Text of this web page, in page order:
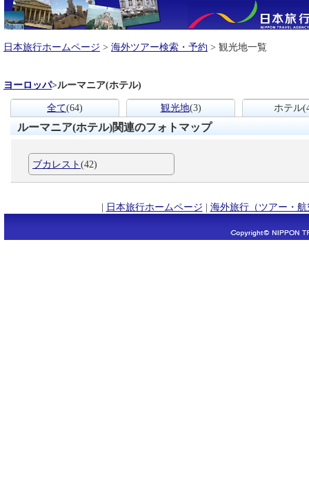
日本旅行ホームページ > 海外ツアー検索・予約 > 観光地一覧
ヨーロッパ>ルーマニア(ホテル)
全て(64) 観光地(3) ホテル
ルーマニア(ホテル)関連のフォトマップ
ブカレスト(42)
| 日本旅行ホームページ | 海外旅行（ツアー・航